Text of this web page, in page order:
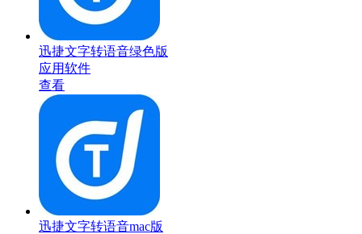
迅捷文字转语音绿色版
应用软件
查看
迅捷文字转语音mac版